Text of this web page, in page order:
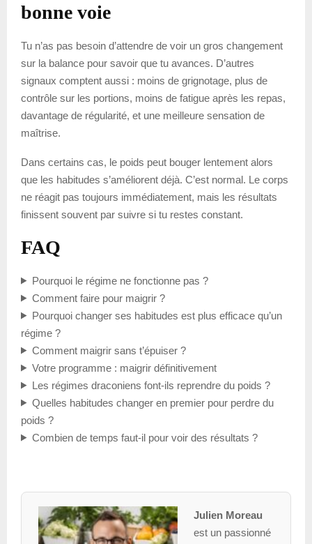
bonne voie
Tu n’as pas besoin d’attendre de voir un gros changement
sur la balance pour savoir que tu avances. D’autres
signaux comptent aussi : moins de grignotage, plus de
contrôle sur les portions, moins de fatigue après les repas,
davantage de régularité, et une meilleure sensation de
maîtrise.
Dans certains cas, le poids peut bouger lentement alors
que les habitudes s’améliorent déjà. C’est normal. Le corps
ne réagit pas toujours immédiatement, mais les résultats
finissent souvent par suivre si tu restes constant.
FAQ
Pourquoi le régime ne fonctionne pas ?
Comment faire pour maigrir ?
Pourquoi changer ses habitudes est plus efficace qu’un
régime ?
Comment maigrir sans t’épuiser ?
Votre programme : maigrir définitivement
Les régimes draconiens font-ils reprendre du poids ?
Quelles habitudes changer en premier pour perdre du
poids ?
Combien de temps faut-il pour voir des résultats ?
Julien Moreau
est un passionné